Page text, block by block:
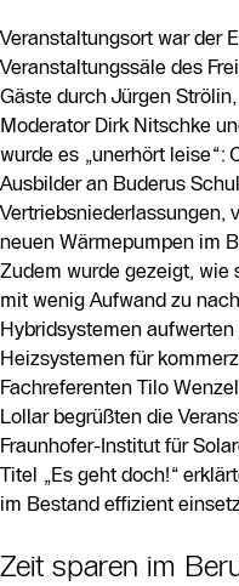
Veranstaltungsort war der
Veranstaltungssäle des
Gäste durch Jürgen
Moderator Dirk Nitschke
wurde es „unerhört leise“:
Ausbilder an Buderus
Vertriebsniederlassungen,
neuen Wärmepumpen im
Zudem wurde gezeigt,
mit wenig Aufwand zu
Hybridsystemen
Heizsystemen für
Fachreferenten Tilo
Lollar begrüßten die
Fraunhofer-Institut für
Titel „Es geht doch!“
im Bestand effizient
Zeit sparen im